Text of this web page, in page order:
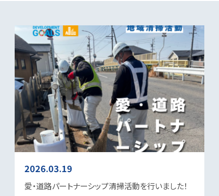
2026.03.19
愛・道路パートナーシップ清掃活動を行いました！